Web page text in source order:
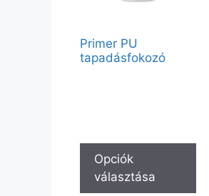
Primer PU
tapadásfokozó
Opciók
választása